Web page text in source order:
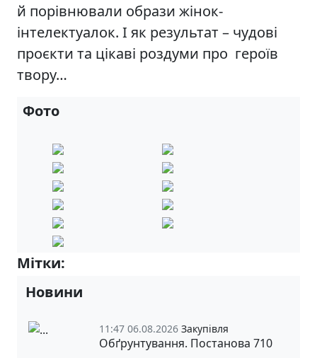
й порівнювали образи жінок-
інтелектуалок. І як результат – чудові
проєкти та цікаві роздуми про героїв
твору…
Фото
Мітки:
Новини
11:47 06.08.2026 Закупівля
Обґрунтування. Постанова 710